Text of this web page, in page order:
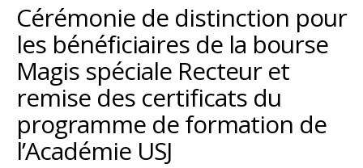
Cérémonie de distinction pour
les bénéficiaires de la bourse
Magis spéciale Recteur et
remise des certificats du
programme de formation de
l’Académie USJ